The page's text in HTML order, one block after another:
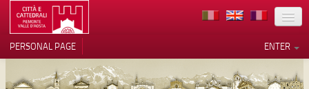
LOCATION ENTER
PERSONAL PAGE